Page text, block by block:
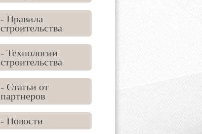
- Правила
строительства
- Технологии
строительства
- Статьи от
партнеров
- Новости